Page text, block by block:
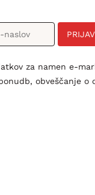
za namen e-
obveščanje o